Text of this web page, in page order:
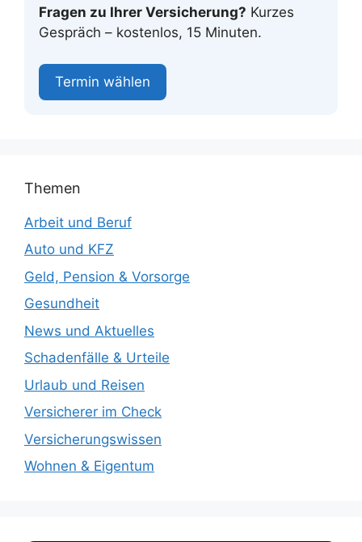
Fragen zu Ihrer Versicherung? Kurzes
Gespräch – kostenlos, 15 Minuten.
Termin wählen
Themen
Arbeit und Beruf
Auto und KFZ
Geld, Pension & Vorsorge
Gesundheit
News und Aktuelles
Schadenfälle & Urteile
Urlaub und Reisen
Versicherer im Check
Versicherungswissen
Wohnen & Eigentum